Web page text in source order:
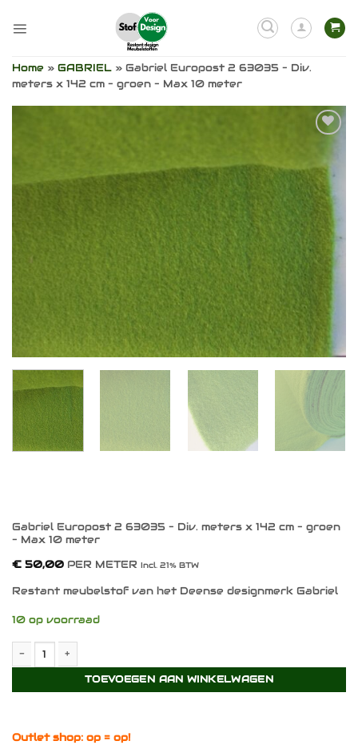
naar
Home » GABRIEL » Gabriel Europost 2 63035 – Div.
meters x 142 cm – groen – Max 10 meter
verlanglijst
Gabriel Europost 2 63035 – Div. meters x 142 cm – groen
– Max 10 meter
€ 50,00 PER METER Incl. 21% BTW
Restant meubelstof van het Deense designmerk Gabriel
10 op voorraad
Gabriel Europost 2 63035 - Div. meters x 142 cm - groen - Max
TOEVOEGEN AAN WINKELWAGEN
Outlet shop: op = op!